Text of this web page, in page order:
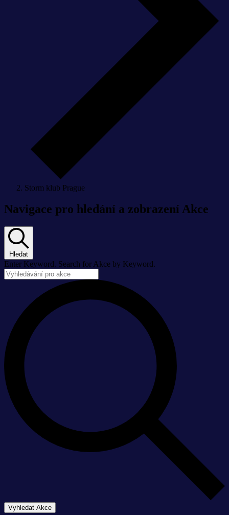
Storm klub Prague
Akce
Navigace pro hledání a zobrazení Akce
Hledat
Enter Keyword. Search for Akce by Keyword.
Vyhledat Akce